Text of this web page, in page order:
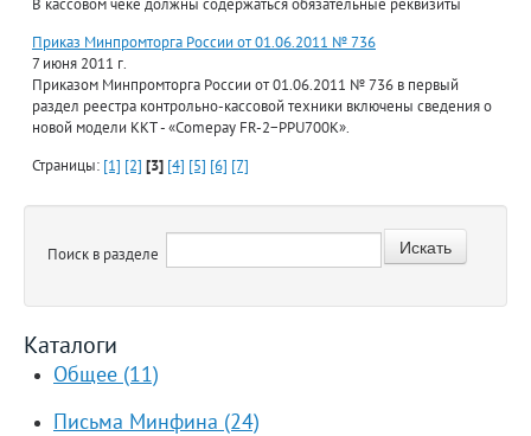
Приказ Минпромторга России от 01.06.2011 № 736
7 июня 2011 г.
Приказом Минпромторга России от 01.06.2011 № 736 в первый
раздел реестра контрольно-кассовой техники включены сведения о
новой модели ККТ - «Comepay FR-2−PPU700K».
Страницы: [1] [2] [3] [4] [5] [6] [7]
Поиск в разделе
Каталоги
Общее (11)
Письма Минфина (24)